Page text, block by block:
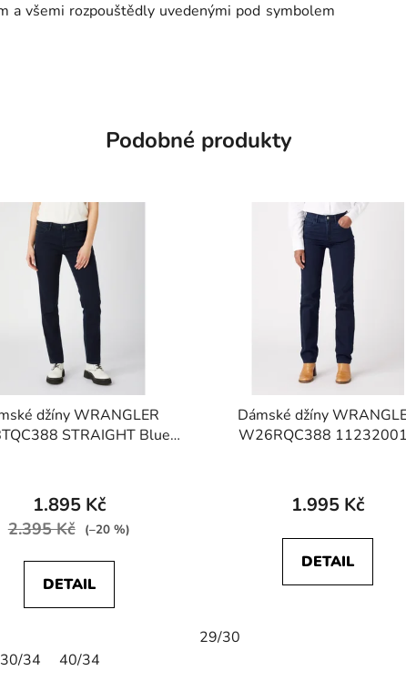
a všemi rozpouštědly uvedenými pod symbolem
Podobné produkty
džíny WRANGLER
STRAIGHT Blue
1.895 Kč
2.395 Kč (–20 %)
DETAIL
30/34 40/34
Dámské džíny
W26RQC388
1.995 Kč
DETAIL
29/30